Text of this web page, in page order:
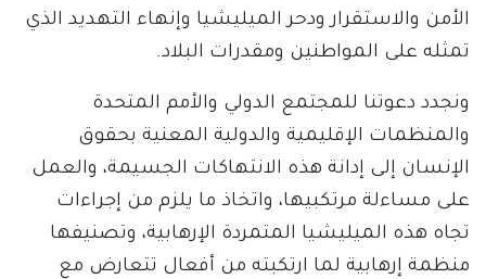
الأمن والاستقرار ودحر الميليشيا وإنهاء التهديد الذي
تمثله على المواطنين ومقدرات البلاد.
ونجدد دعوتنا للمجتمع الدولي والأمم المتحدة
والمنظمات الإقليمية والدولية المعنية بحقوق
الإنسان إلى إدانة هذه الانتهاكات الجسيمة، والعمل
على مساءلة مرتكبيها، واتخاذ ما يلزم من إجراءات
تجاه هذه الميليشيا المتمردة الإرهابية، وتصنيفها
منظمة إرهابية لما ارتكبته من أفعال تتعارض مع